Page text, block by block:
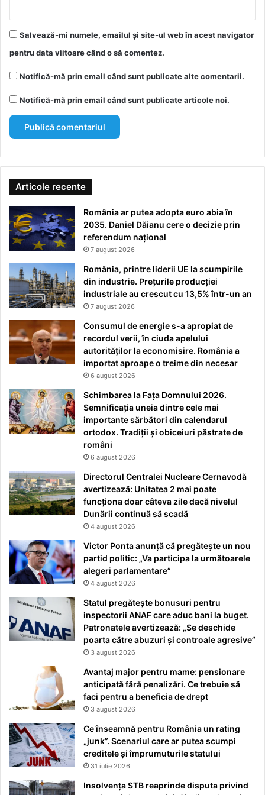
Salvează-mi numele, emailul și site-ul web în acest navigator
pentru data viitoare când o să comentez.
Notifică-mă prin email când sunt publicate alte comentarii.
Notifică-mă prin email când sunt publicate articole noi.
Articole recente
România ar putea adopta euro abia în
2035. Daniel Dăianu cere o decizie prin
referendum național
7 august 2026
România, printre liderii UE la scumpirile
din industrie. Prețurile producției
industriale au crescut cu 13,5% într-un an
7 august 2026
Consumul de energie s-a apropiat de
recordul verii, în ciuda apelului
autorităților la economisire. România a
importat aproape o treime din necesar
6 august 2026
Schimbarea la Fața Domnului 2026.
Semnificația uneia dintre cele mai
importante sărbători din calendarul
ortodox. Tradiții și obiceiuri păstrate de
români
6 august 2026
Directorul Centralei Nucleare Cernavodă
avertizează: Unitatea 2 mai poate
funcționa doar câteva zile dacă nivelul
Dunării continuă să scadă
4 august 2026
Victor Ponta anunță că pregătește un nou
partid politic: „Va participa la următoarele
alegeri parlamentare”
4 august 2026
Statul pregătește bonusuri pentru
inspectorii ANAF care aduc bani la buget.
Patronatele avertizează: „Se deschide
poarta către abuzuri și controale agresive”
3 august 2026
Avantaj major pentru mame: pensionare
anticipată fără penalizări. Ce trebuie să
faci pentru a beneficia de drept
3 august 2026
Ce înseamnă pentru România un rating
„junk”. Scenariul care ar putea scumpi
creditele și împrumuturile statului
31 iulie 2026
Insolvența STB reaprinde disputa privind